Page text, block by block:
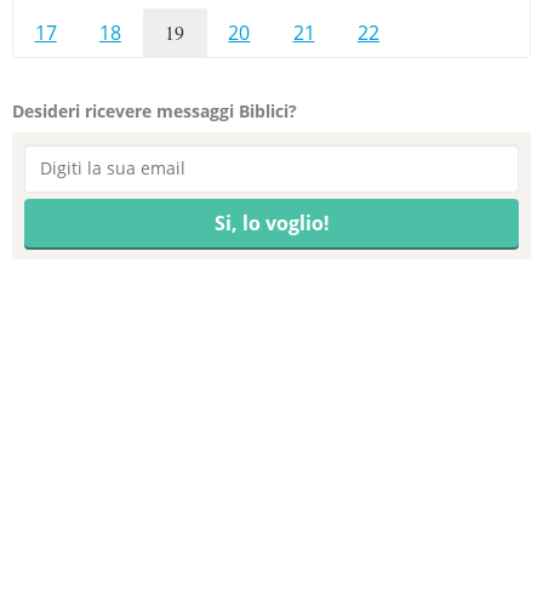
17
18 19 20 21 22
Desideri ricevere messaggi Biblici?